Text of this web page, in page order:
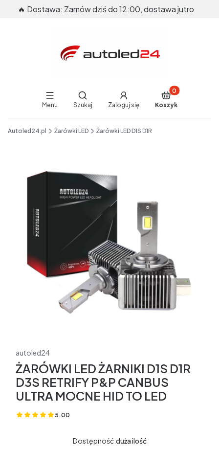
🔥 Dostawa: Zamów dziś do 12:00, dostawa jutro
Menu
Otwórz wyszukiwarkę
Szukaj Zaloguj się
Produkty w
Koszyk
Autoled24.pl Żarówki LED Żarówki LED D1S D1R
autoled24
ŻARÓWKI LED ŻARNIKI D1S D1R
D3S RETRIFY P&P CANBUS
ULTRA MOCNE HID TO LED
5.00
(Oceny: 3 Recenzje: 0)
Dostępność:duża ilość